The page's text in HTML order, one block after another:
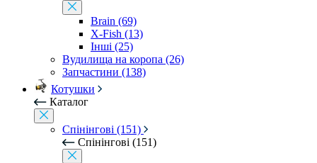
Brain (69)
X-Fish (13)
Інші (25)
Вудилища на коропа (26)
Запчастини (138)
Котушки
Каталог
Спінінгові (151)
Спінінгові (151)